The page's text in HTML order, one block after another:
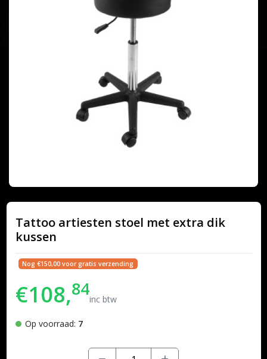
Tattoo artiesten stoel met extra dik
kussen
Nog €150,00 voor gratis verzending
€108,84inc btw
Op voorraad: 7